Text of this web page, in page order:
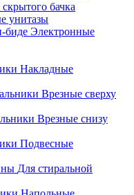
бачка
унитазы
Электронные
Накладные
Врезные сверху
Врезные снизу
Подвесные
Для стиральной